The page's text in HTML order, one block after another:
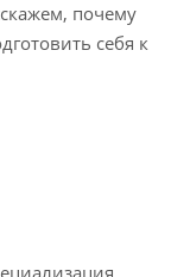
почему
себя к